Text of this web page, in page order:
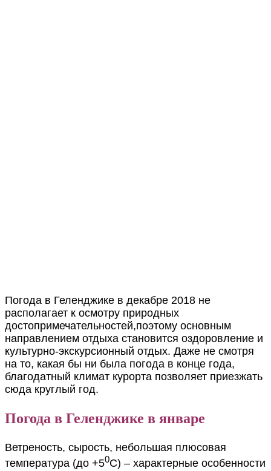
Погода в Геленджике в декабре 2018 не
располагает к осмотру природных
достопримечательностей,поэтому основным
направлением отдыха становится оздоровление и
культурно-экскурсионный отдых. Даже не смотря
на то, какая бы ни была погода в конце года,
благодатный климат курорта позволяет приезжать
сюда круглый год.
Погода в Геленджике в январе
Ветреность, сырость, небольшая плюсовая
температура (до +50С) – характерные особенности